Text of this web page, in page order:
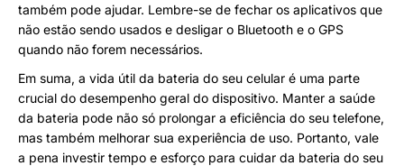
também pode ajudar. Lembre-se de fechar os aplicativos que
não estão sendo usados e desligar o Bluetooth e o GPS
quando não forem necessários.
Em suma, a vida útil da bateria do seu celular é uma parte
crucial do desempenho geral do dispositivo. Manter a saúde
da bateria pode não só prolongar a eficiência do seu telefone,
mas também melhorar sua experiência de uso. Portanto, vale
a pena investir tempo e esforço para cuidar da bateria do seu